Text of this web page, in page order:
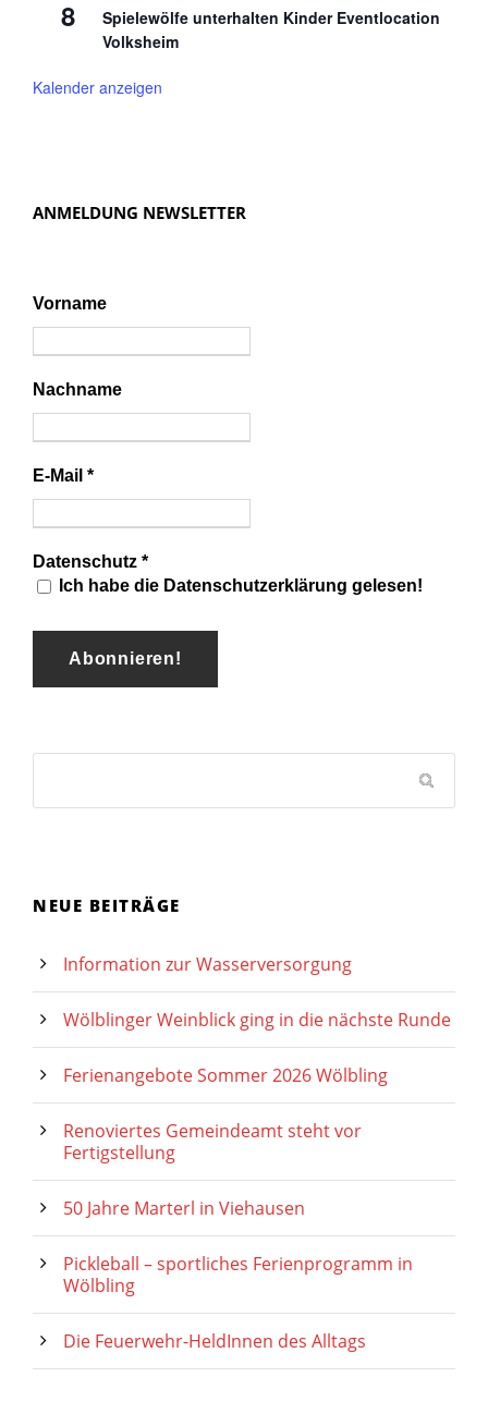
8
Spielewölfe unterhalten Kinder Eventlocation
Volksheim
Kalender anzeigen
ANMELDUNG NEWSLETTER
Vorname
Nachname
E-Mail *
Datenschutz *
Ich habe die Datenschutzerklärung gelesen!
NEUE BEITRÄGE
Information zur Wasserversorgung
Wölblinger Weinblick ging in die nächste Runde
Ferienangebote Sommer 2026 Wölbling
Renoviertes Gemeindeamt steht vor
Fertigstellung
50 Jahre Marterl in Viehausen
Pickleball – sportliches Ferienprogramm in
Wölbling
Die Feuerwehr-HeldInnen des Alltags